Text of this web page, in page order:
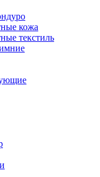
кожа
текстиль